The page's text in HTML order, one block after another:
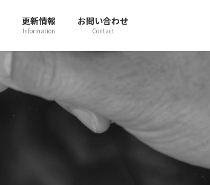
更新情報
Information
お問い合わせ
Contact